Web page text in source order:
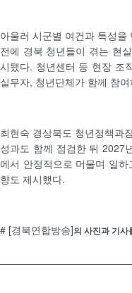
아울러 시군별 여건과 특성
전에 경북 청년들이 겪는 현
시됐다. 청년센터 등 현장 조
실무자, 청년단체가 함께 참
최현숙 경상북도 청년정책과
성과도 함께 점검한 뒤 2027
에서 안정적으로 머물며 일
향도 제시했다.
# [경북연합방송]의 사진과 기사